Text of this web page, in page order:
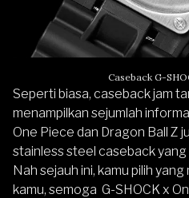
Caseback G-
Seperti biasa, caseback jam
menampilkan sejumlah
One Piece dan Dragon Ball Z
stainless steel caseback
Nah sejauh ini, kamu pilih yang
kamu, semoga G-SHOCK x